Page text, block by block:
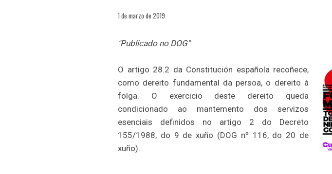
1 de marzo de 2019
"Publicado no DOG"
O artigo 28.2 da Constitución española recoñece,
como dereito fundamental da persoa, o dereito á
folga. O exercicio deste dereito queda
condicionado ao mantemento dos servizos
esenciais definidos no artigo 2 do Decreto
155/1988, do 9 de xuño (DOG nº 116, do 20 de
xuño).